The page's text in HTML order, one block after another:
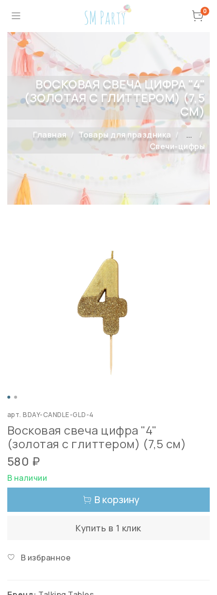
0
ВОСКОВАЯ СВЕЧА ЦИФРА "4"
(ЗОЛОТАЯ С ГЛИТТЕРОМ) (7,5
СМ)
Главная Товары для праздника
...
Свечи-цифры
арт.BDAY-CANDLE-GLD-4
Восковая свеча цифра "4"
(золотая с глиттером) (7,5 см)
580 ₽
В наличии
В корзину
Купить в 1 клик
В избранное